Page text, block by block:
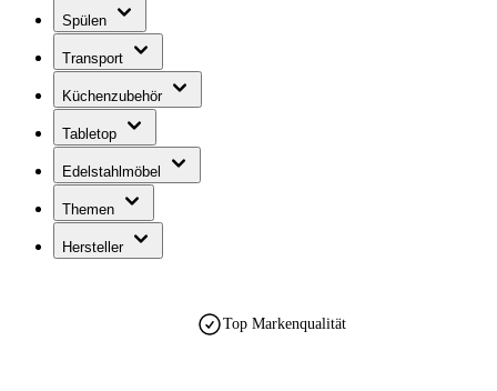
Spülen
Transport
Küchenzubehör
Tabletop
Edelstahlmöbel
Themen
Hersteller
Top Markenqualität